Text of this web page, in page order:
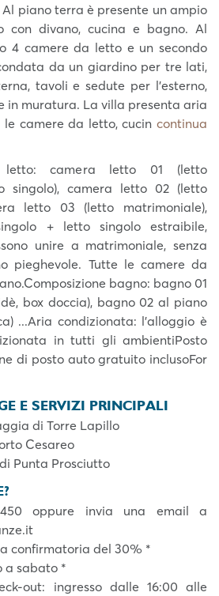
piano terra è presente un ampio
con divano, cucina e bagno. Al
4 camere da letto e un secondo
da un giardino per tre lati,
tavoli e sedute per l’esterno,
in muratura. La villa presenta aria
camere da letto, cucin continua
letto: camera letto 01 (letto
singolo), camera letto 02 (letto
letto 03 (letto matrimoniale),
+ letto singolo estraibile,
unire a matrimoniale, senza
pieghevole. Tutte le camere da
bagno: bagno 01
box doccia), bagno 02 al piano
...Aria condizionata: l’alloggio è
in tutti gli ambientiPosto
di posto auto gratuito inclusoFor
E SERVIZI PRINCIPALI
di Torre Lapillo
Cesareo
Punta Prosciutto
oppure invia una email a
confirmatoria del 30% *
a sabato *
out: ingresso dalle 16:00 alle